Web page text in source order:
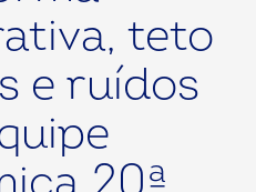
teto
e ruídos